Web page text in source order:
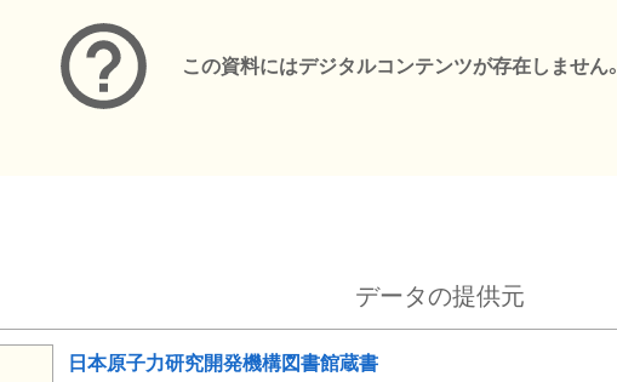
この資料にはデジタルコンテンツが存在しません。
データの提供元
日本原子力研究開発機構図書館蔵書